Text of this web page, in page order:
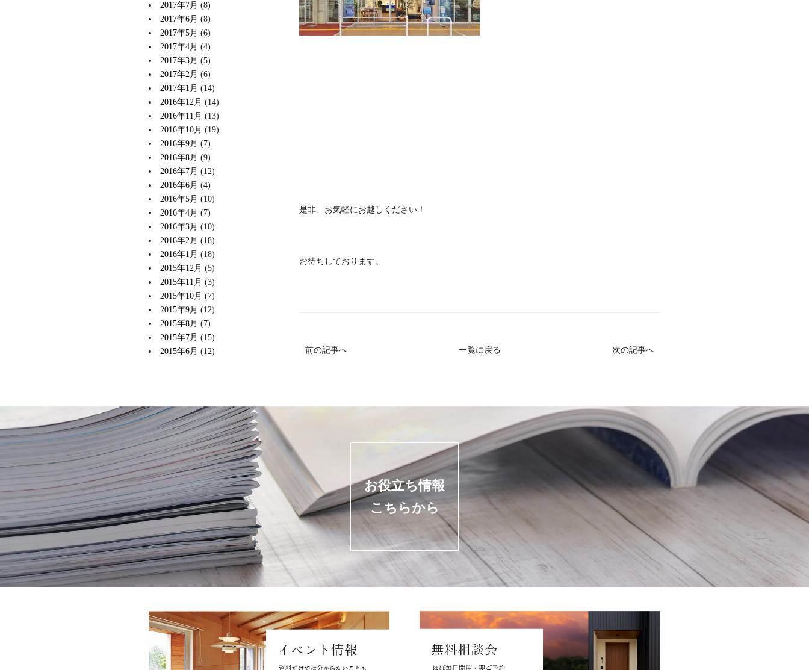
是非、お気軽にお越しください！
お待ちしております。
前の記事へ 一覧に戻る 次の記事へ
2017年7月 (8)
2017年6月 (8)
2017年5月 (6)
2017年4月 (4)
2017年3月 (5)
2017年2月 (6)
2017年1月 (14)
2016年12月 (14)
2016年11月 (13)
2016年10月 (19)
2016年9月 (7)
2016年8月 (9)
2016年7月 (12)
2016年6月 (4)
2016年5月 (10)
2016年4月 (7)
2016年3月 (10)
2016年2月 (18)
2016年1月 (18)
2015年12月 (5)
2015年11月 (3)
2015年10月 (7)
2015年9月 (12)
2015年8月 (7)
2015年7月 (15)
2015年6月 (12)
お役立ち情報
こちらから